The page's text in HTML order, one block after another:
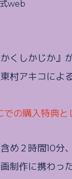
web
くしかじか』
村アキコによ
での購入特典
め２時間10分
制作に携わっ